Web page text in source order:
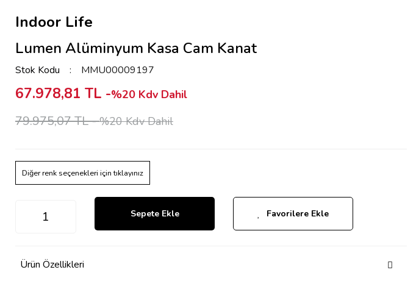
Indoor Life
Lumen Alüminyum Kasa Cam Kanat
Stok Kodu MMU00009197
67.978,81 TL -%20 Kdv Dahil
79.975,07 TL -%20 Kdv Dahil
Diğer renk seçenekleri için tıklayınız
Sepete Ekle Favorilere Ekle
Ürün Özellikleri